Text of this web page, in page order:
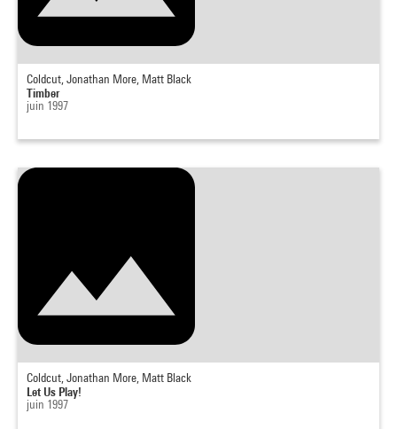
Coldcut, Jonathan More, Matt Black
Timber
juin 1997
Coldcut, Jonathan More, Matt Black
Let Us Play!
juin 1997